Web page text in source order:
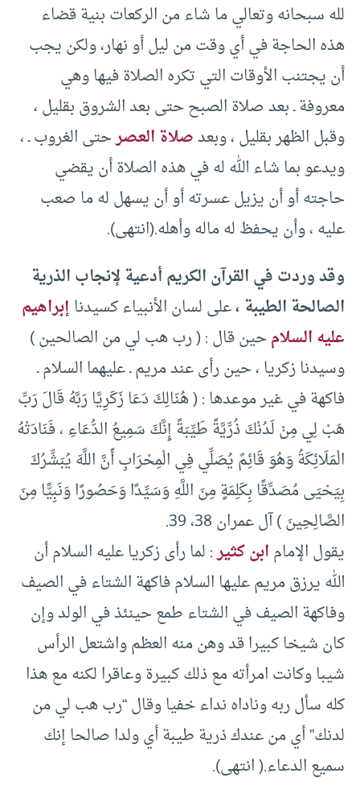
لله سبحانه وتعالي ما شاء من الركعات بنية قضاء
هذه الحاجة في أي وقت من ليل أو نهار، ولكن يجب
أن يجتنب الأوقات التي تكره الصلاة فيها وهي
معروفة ـ بعد صلاة الصبح حتى بعد الشروق بقليل ،
وقبل الظهر بقليل ، وبعدصلاة العصرحتى الغروب ـ ،
ويدعو بما شاء الله له في هذه الصلاة أن يقضي
حاجته أو أن يزيل عسرته أو أن يسهل له ما صعب
عليه ، وأن يحفظ له ماله وأهله.(انتهى).
وقد وردت في القرآن الكريم أدعية لإنجاب الذرية
الصالحة الطيبة ،على لسان الأنبياء كسيدناإبراهيم
عليه السلامحين قال : ( رب هب لي من الصالحين )
وسيدنا زكريا ، حين رأى عند مريم ـ عليهما السلام ـ
فاكهة في غير موعدها : ( ‏هُنَالِكَ دَعَا زَكَرِيَّا رَبَّهُ قَالَ رَبِّ
هَبْ لِي مِنْ لَدُنْكَ ذُرِّيَّةً طَيِّبَةً إِنَّكَ سَمِيعُ الدُّعَاءِ ، ‏‏فَنَادَتْهُ
الْمَلَائِكَةُ وَهُوَ قَائِمٌ يُصَلِّي فِي الْمِحْرَابِ أَنَّ اللَّهَ يُبَشِّرُكَ
بِيَحْيَى مُصَدِّقًا بِكَلِمَةٍ مِنَ اللَّهِ وَسَيِّدًا وَحَصُورًا وَنَبِيًّا مِنَ
الصَّالِحِينَ ‏) آل عمران 38، 39.
يقول الإمامابن كثير:‏ لما رأى زكريا عليه السلام أن
الله يرزق مريم عليها السلام فاكهة الشتاء في الصيف
وفاكهة الصيف في الشتاء طمع حينئذ في الولد وإن
كان شيخا كبيرا قد وهن منه العظم واشتعل الرأس
شيبا وكانت امرأته مع ذلك كبيرة وعاقرا لكنه مع هذا
كله سأل ربه وناداه نداء خفيا وقال “رب هب لي من
لدنك” أي من عندك ذرية طيبة أي ولدا صالحا إنك
سميع الدعاء.( انتهى).